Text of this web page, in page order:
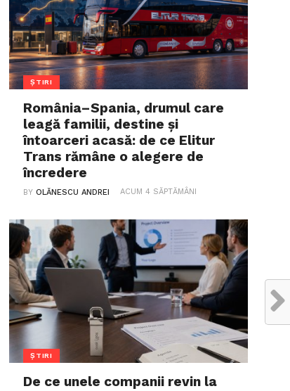
ȘTIRI
România–Spania, drumul care
leagă familii, destine și
întoarceri acasă: de ce Elitur
Trans rămâne o alegere de
încredere
BYOLĂNESCU ANDREI ACUM 4 SĂPTĂMÂNI
ȘTIRI
De ce unele companii revin la